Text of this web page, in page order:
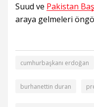
Suud ve Pakistan
araya gelmeleri
cumhurbaşkanı erdoğan
burhanettin duran